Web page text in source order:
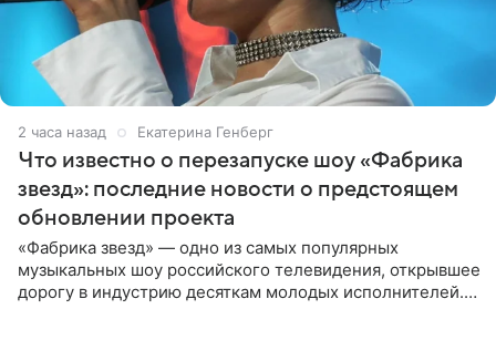
2 часа назад Екатерина Генберг
Что известно о перезапуске шоу «Фабрика
звезд»: последние новости о предстоящем
обновлении проекта
«Фабрика звезд» — одно из самых популярных
музыкальных шоу российского телевидения, открывшее
дорогу в индустрию десяткам молодых исполнителей.